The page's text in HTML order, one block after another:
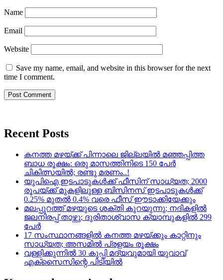
Name
Email
Website
Save my name, email, and website in this browser for the next
time I comment.
Recent Posts
കനത്ത മഴയ്‌ക്ക് പിന്നാലെ ജില്ലയിൽ മഞ്ഞപ്പിത്ത
ബാധ രൂക്ഷം: ഒരു മാസത്തിനിടെ 150 പേർ
ചികിത്സയിൽ; രണ്ടു മരണം..!
യുപിഐ ഇടപാടുകൾക്ക് ഫീസിന് സാധ്യത; 2000
രൂപയ്ക്ക് മുകളിലുള്ള ബിസിനസ് ഇടപാടുകൾക്ക്
0.25% മുതൽ 0.4% വരെ ഫീസ് ഈടാക്കിയേക്കും
മലപ്പുറത്ത് മഴയുടെ ശക്തി കുറയുന്നു; നദികളിൽ
ജലനിരപ്പ് താഴ്ന്നു; ദുരിതാശ്വാസ ക്യാമ്പുകളിൽ 299
പേർ
17 സംസ്ഥാനങ്ങളിൽ കനത്ത മഴയ്ക്കും കാറ്റിനും
സാധ്യത; അസമിൽ പ്രളയം രൂക്ഷം
വള്ളിക്കുന്നിൽ 30 കുപ്പി മദ്യവുമായി യുവാവ്
എക്സൈസിന്റെ പിടിയിൽ